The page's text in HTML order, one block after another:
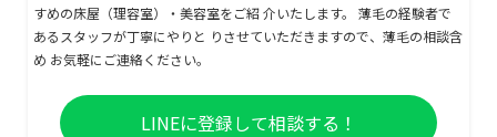
すめの床屋（理容室）・美容室をご紹 介いたします。 薄毛の経験者で
あるスタッフが丁寧にやりと りさせていただきますので、薄毛の相談含
め お気軽にご連絡ください。
LINEに登録して相談する！